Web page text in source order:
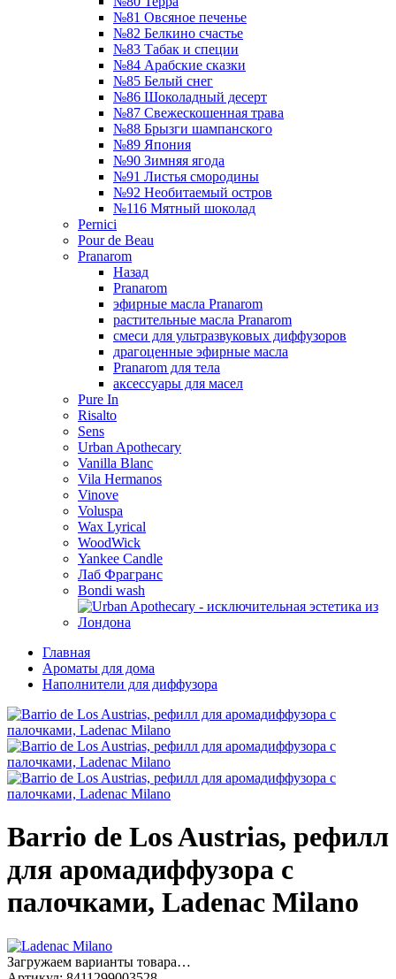
№81 Овсяное печенье
№82 Белкино счастье
№83 Табак и специи
№84 Арабские сказки
№85 Белый снег
№86 Шоколадный десерт
№87 Свежескошенная трава
№88 Брызги шампанского
№89 Япония
№90 Зимняя ягода
№91 Листья смородины
№92 Необитаемый остров
№116 Мятный шоколад
Pernici
Pour de Beau
Pranarom
Назад
Pranarom
эфирные масла Pranarom
растительные масла Pranarom
смеси для ультразвуковых диффузоров
драгоценные эфирные масла
Pranarom для тела
аксессуары для масел
Pure In
Risalto
Sens
Urban Apothecary
Vanilla Blanc
Vila Hermanos
Vinove
Voluspa
Wax Lyrical
WoodWick
Yankee Candle
Лаб Фрагранс
Bondi wash
Главная
Ароматы для дома
Наполнители для диффузора
Barrio de Los Austrias, рефилл
для аромадиффузора с
палочками, Ladenac Milano
Загружаем варианты товара…